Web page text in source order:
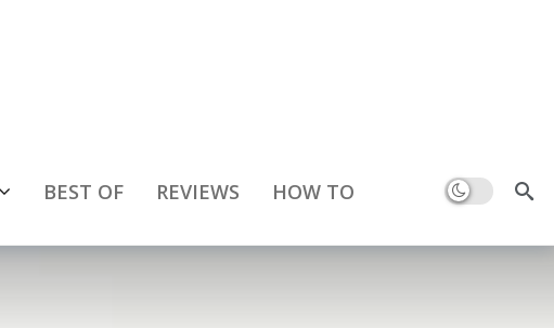
BEST OF REVIEWS HOW TO Dark mode